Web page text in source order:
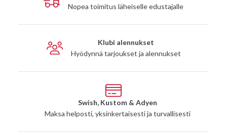
Nopea toimitus läheiselle edustajalle
Klubi alennukset
Hyödynnä tarjoukset ja alennukset
Swish, Kustom & Adyen
Maksa helposti, yksinkertaisesti ja turvallisesti